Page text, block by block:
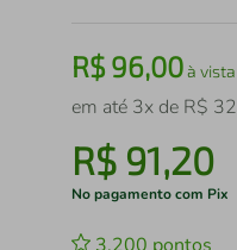
R$96,00à vista
em até 3x de R$ 32
R$ 91,20
No pagamento com Pix